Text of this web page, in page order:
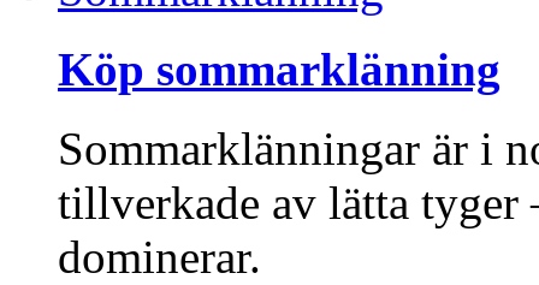
Köp sommarklänning
Sommarklänningar är i
tillverkade av lätta tyger
dominerar.